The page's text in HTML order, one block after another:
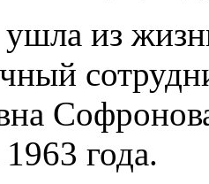
из
года.